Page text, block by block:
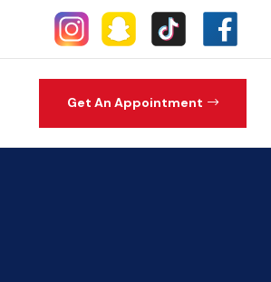
Get An Appointment